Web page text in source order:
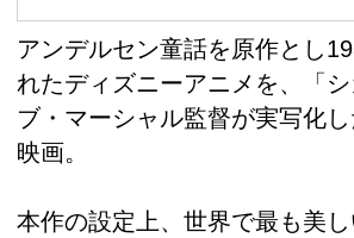
アンデルセン童話を原作とし
れたディズニーアニメを、「
ブ・マーシャル監督が実写化
映画。
本作の設定上、世界で最も美